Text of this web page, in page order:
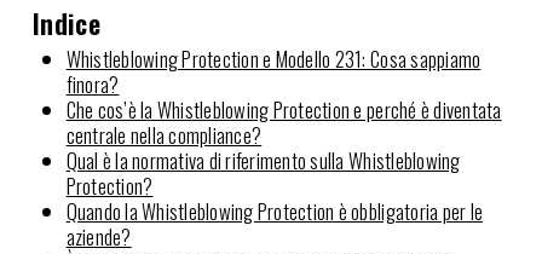
Indice
Whistleblowing Protection e Modello 231: Cosa sappiamo
finora?
Che cos’è la Whistleblowing Protection e perché è diventata
centrale nella compliance?
Qual è la normativa di riferimento sulla Whistleblowing
Protection?
Quando la Whistleblowing Protection è obbligatoria per le
aziende?